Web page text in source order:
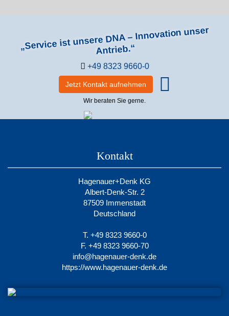
„Service ist unsere DNA – Innovation unser
Antrieb.“
+49 8323 9660-0
Jetzt Kontakt aufnehmen
Wir beraten Sie gerne.
Kontakt
Hagenauer+Denk KG
Albert-Denk-Str. 2
87509 Immenstadt
Deutschland
T. +49 8323 9660-0
F. +49 8323 9660-70
info@hagenauer-denk.de
https://www.hagenauer-denk.de